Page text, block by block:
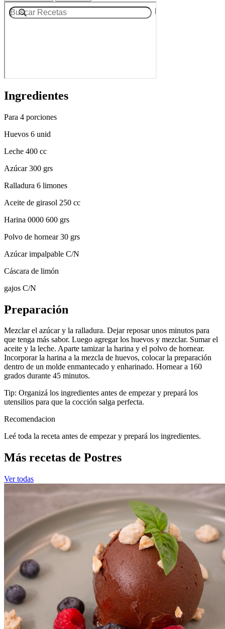
Ingredientes
Para 4 porciones
Huevos 6 unid
Leche 400 cc
Azúcar 300 grs
Ralladura 6 limones
Aceite de girasol 250 cc
Harina 0000 600 grs
Polvo de hornear 30 grs
Azúcar impalpable C/N
Cáscara de limón
gajos C/N
Preparación
Mezclar el azúcar y la ralladura. Dejar reposar unos minutos para
que tenga más sabor. Luego agregar los huevos y mezclar. Sumar el
aceite y la leche. Aparte tamizar la harina y el polvo de hornear.
Incorporar la harina a la mezcla de huevos, colocar la preparación
dentro de un molde enmantecado y enharinado. Hornear a 160
grados durante 45 minutos.
Tip: Organizá los ingredientes antes de empezar y prepará los
utensilios para que la cocción salga perfecta.
Recomendacion
Leé toda la receta antes de empezar y prepará los ingredientes.
Más recetas de Postres
Ver todas